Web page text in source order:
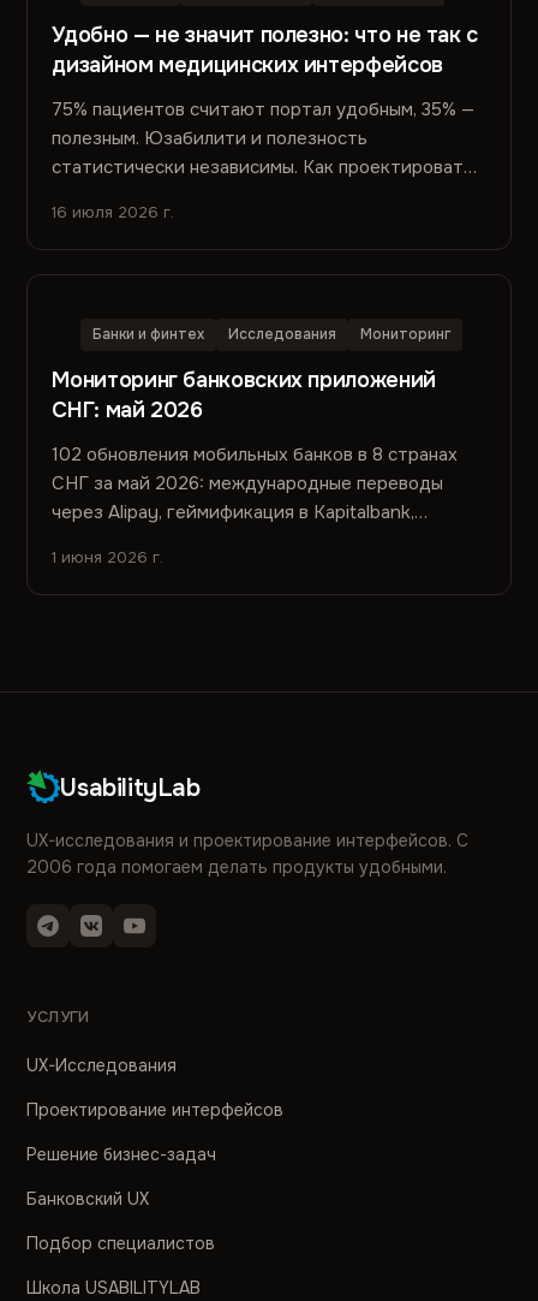
Удобно — не значит полезно: что не так с
дизайном медицинских интерфейсов
75% пациентов считают портал удобным, 35% —
полезным. Юзабилити и полезность
статистически независимы. Как проектировать
удобства не отражают показатели пользы.
16 июля 2026 г.
Банки и финтех Исследования Мониторинг
Мониторинг банковских приложений
СНГ: май 2026
102 обновления мобильных банков в 8 странах
СНГ за май 2026: международные переводы
через Alipay, геймификация в Kapitalbank,
CenterCredit и другие ключевые релизы.
1 июня 2026 г.
UsabilityLab
UX-исследования и проектирование интерфейсов. С
2006 года помогаем делать продукты удобными.
УСЛУГИ
UX-Исследования
Проектирование интерфейсов
Решение бизнес-задач
Банковский UX
Подбор специалистов
Школа USABILITYLAB